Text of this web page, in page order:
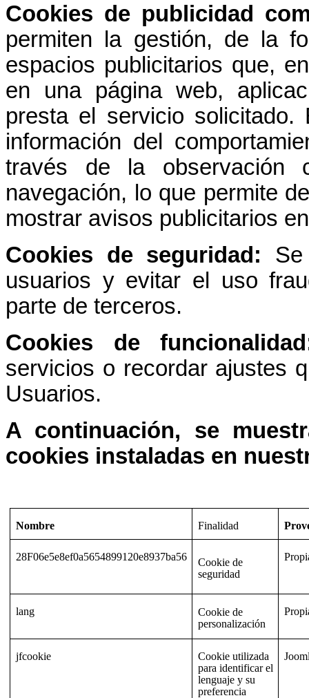
Cookies de publicidad
permiten la gestión, de la
espacios publicitarios que,
en una página web,
presta el servicio
información del
través de la observación
navegación, lo que permite
mostrar avisos publicitarios
Cookies de seguridad:
usuarios y evitar el uso
parte de terceros.
Cookies de
servicios o recordar ajustes
Usuarios.
A continuación, se
cookies instaladas en
Nombre Finalidad
28F06e5e8ef0a5654899120e8937ba56
Cookie de
seguridad
lang
Cookie de
personalización
jfcookie
Cookie utilizada
para identificar el
lenguaje y su
preferencia